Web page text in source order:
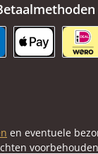
en eventuele